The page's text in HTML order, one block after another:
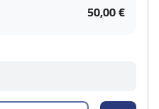
50,00 €